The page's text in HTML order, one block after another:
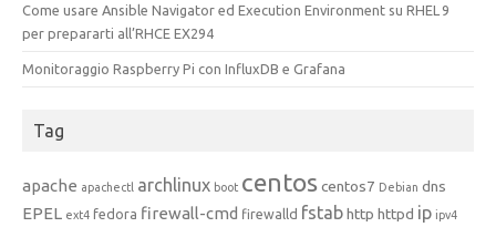
Come usare Ansible Navigator ed Execution Environment su RHEL 9
per prepararti all’RHCE EX294
Monitoraggio Raspberry Pi con InfluxDB e Grafana
Tag
apache apachectl archlinux boot centoscentos7 Debian dns
EPEL ext4 fedora firewall-cmd firewalld fstabhttp httpd ip ipv4